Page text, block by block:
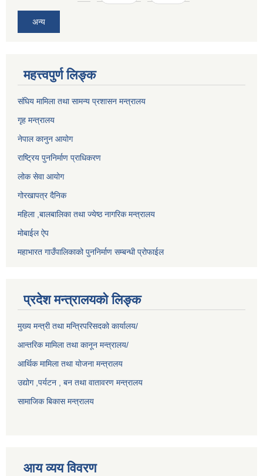
अन्य
महत्त्वपुर्ण लिङ्क
संघिय मामिला तथा सामन्य प्रशासन मन्त्रालय
गृह मन्त्रालय
नेपाल कानुन आयोग
राष्ट्रिय पुननिर्माण प्राधिकरण
लोक सेवा आयोग
गोरखापत्र दैनिक
महिला ,बालबालिका तथा ज्येष्ठ नागरिक मन्त्रालय
मोबाईल ऐप
महाभारत गाउँपालिकाको पुननिर्माण सम्बन्धी प्रोफाईल
प्रदेश मन्त्रालयको लिङ्क
मुख्य मन्त्री तथा मन्त्रिपरिसदको कार्यालय/
आन्तरिक मामिला तथा कानून मन्त्रालय/
आर्थिक मामिला तथा योजना मन्त्रालय
उद्योग ,पर्यटन , बन तथा वातावरण मन्त्रालय
सामाजिक बिकास मन्त्रालय
आय व्यय विवरण